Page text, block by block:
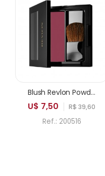
Blush Revlon Powder 005 Playfull
U$ 7,50 R$ 39,60
Ref.: 200516